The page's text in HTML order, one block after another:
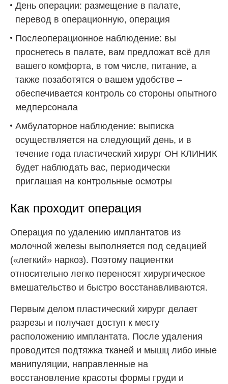
День операции: размещение в палате,
перевод в операционную, операция
Послеоперационное наблюдение: вы
проснетесь в палате, вам предложат всё для
вашего комфорта, в том числе, питание, а
также позаботятся о вашем удобстве –
обеспечивается контроль со стороны опытного
медперсонала
Амбулаторное наблюдение: выписка
осуществляется на следующий день, и в
течение года пластический хирург ОН КЛИНИК
будет наблюдать вас, периодически
приглашая на контрольные осмотры
Как проходит операция
Операция по удалению имплантатов из
молочной железы выполняется под седацией
(«легкий» наркоз). Поэтому пациентки
относительно легко переносят хирургическое
вмешательство и быстро восстанавливаются.
Первым делом пластический хирург делает
разрезы и получает доступ к месту
расположению имплантата. После удаления
проводится подтяжка тканей и мышц либо иные
манипуляции, направленные на
восстановление красоты формы груди и